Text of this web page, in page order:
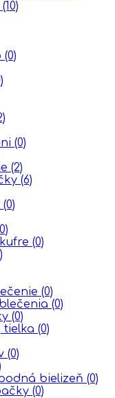
(10)
(0)
(0)
(2)
(6)
(0)
(0)
(0)
(0)
(0)
tielka (0)
(0)
bielizeň (0)
(0)